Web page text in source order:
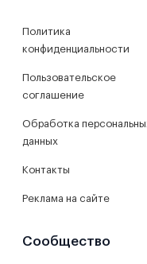
Политика
конфиденциальности
Пользовательское
соглашение
Обработка
данных
Контакты
Реклама на сайте
Сообщество